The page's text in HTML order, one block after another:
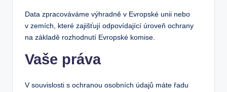
Data zpracováváme výhradně v Evropské unii nebo
v zemích, které zajišťují odpovídající úroveň ochrany
na základě rozhodnutí Evropské komise.
Vaše práva
V souvislosti s ochranou osobních údajů máte řadu